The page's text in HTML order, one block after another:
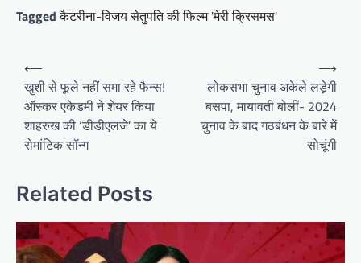
Taggedकैटरीना-विजय सेतुपति की फिल्म 'मेरी क्रिसमस'
Post
navigation
⟵
खुशी से फूले नहीं समा रहे फैन्स!
ऑस्कर एकेडमी ने शेयर किया
शाहरुख की ‘डीडीएलजे’ का ये
रोमांटिक सॉन्ग
लोकसभा चुनाव अकेले लड़ेगी
बसपा, मायावती बोलीं- 2024
चुनाव के बाद गठबंधन के बारे में
सोचूंगी
⟶
Related Posts